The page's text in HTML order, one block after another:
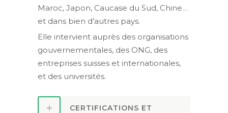
Maroc, Japon, Caucase du Sud, Chine…
et dans bien d’autres pays.
Elle intervient auprès des organisations
gouvernementales, des ONG, des
entreprises suisses et internationales,
et des universités.
CERTIFICATIONS ET